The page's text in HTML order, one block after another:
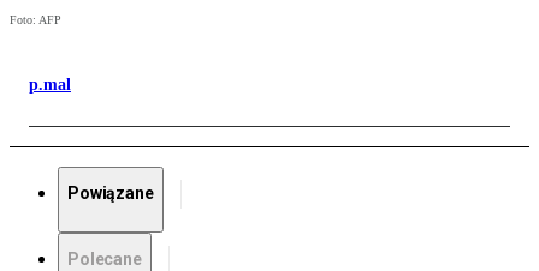
Foto: AFP
p.mal
Powiązane
Polecane